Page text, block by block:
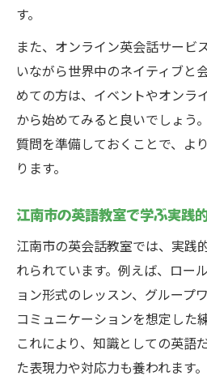
す。
また、オンライン英会話サービ
いながら世界中のネイティブと
めての方は、イベントやオンラ
から始めてみると良いでしょう
質問を準備しておくことで、よ
ります。
江南市の英語教室で学ぶ実践
江南市の英会話教室では、実践
れられています。例えば、ロー
ョン形式のレッスン、グループ
コミュニケーションを想定した
これにより、知識としての英語
た表現力や対応力も養われます。